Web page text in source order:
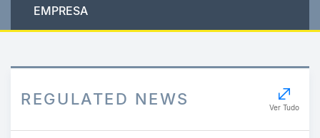
EMPRESA
REGULATED NEWS Ver Tudo